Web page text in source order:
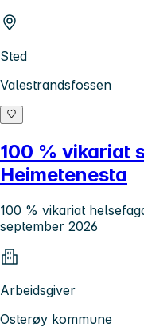
Sted
Valestrandsfossen
100 % vikariat
Heimetenesta
100 % vikariat
september 2026
Arbeidsgiver
Osterøy kommune